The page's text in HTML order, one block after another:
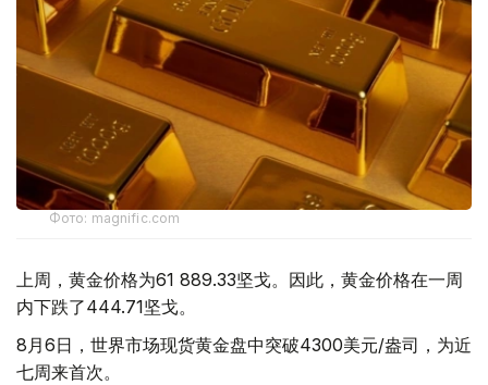
Фото: magnific.com
上周，黄金价格为61 889.33坚戈。因此，黄金价格在一周
内下跌了444.71坚戈。
8月6日，世界市场现货黄金盘中突破4300美元/盎司，为近
七周来首次。